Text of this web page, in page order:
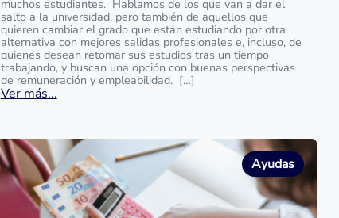
muchos estudiantes. Hablamos de los que van a dar el
salto a la universidad, pero también de aquellos que
quieren cambiar el grado que están estudiando por otra
alternativa con mejores salidas profesionales e, incluso, de
quienes desean retomar sus estudios tras un tiempo
trabajando, y buscan una opción con buenas perspectivas
de remuneración y empleabilidad. […]
Ver más...
Ayudas